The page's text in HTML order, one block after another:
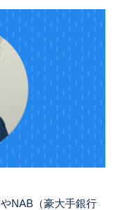
NAB（豪大手銀行